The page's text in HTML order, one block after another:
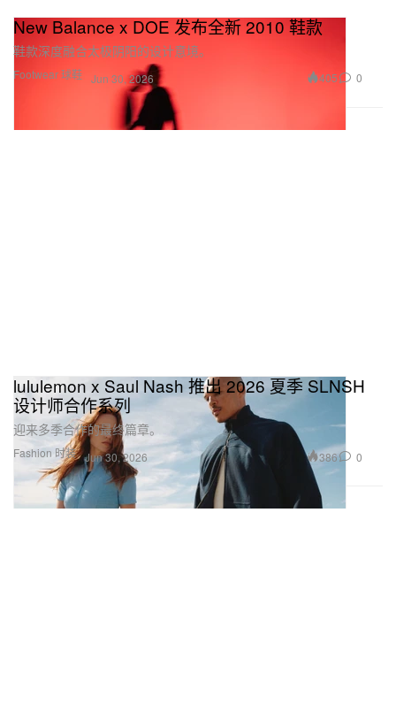
Footwear 球鞋
New Balance x DOE 发布全新 2010 鞋款
鞋款深度融合太极阴阳的设计意境。
Jun 30, 2026 405 0
Fashion 时装
lululemon x Saul Nash 推出 2026 夏季 SLNSH
设计师合作系列
迎来多季合作的最终篇章。
Jun 30, 2026 386 0